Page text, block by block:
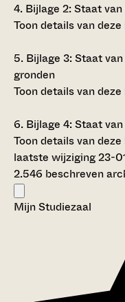
4. Bijlage 2: Staat
Toon details van
5. Bijlage 3: Staat
gronden
Toon details van
6. Bijlage 4: Staat
Toon details van
laatste wijziging 23-
2.546 beschreven
Mijn Studiezaal